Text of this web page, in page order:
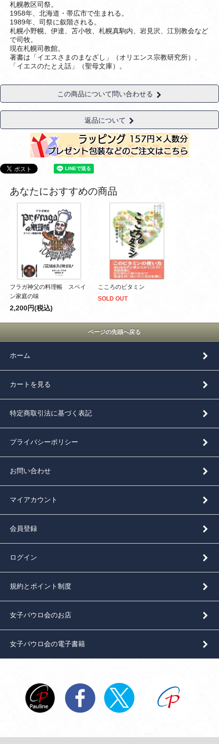
札幌教区司祭。
1958年、北海道・帯広市で生まれる。
1989年、司祭に叙階される。
札幌小野幌、伊達、苫小牧、札幌真駒内、岩見沢、江別教会など
で司牧。
現在札幌司教館。
著書は「イエスさまのまなざし」（オリエンス宗教研究所）、
「イエスのたとえ話」（聖母文庫）。
この商品について問い合わせる
返品について
あなたにおすすめの商品
フラガ神父の料理帳 スペイ
ン家庭の味
2,200円(税込)
こころのビタミン
SOLD OUT
ページの先頭へ戻る
ホーム
カートを見る
特定商取引法に基づく表記
プライバシーポリシー
お問い合わせ
マイアカウント
会員登録
ログイン
規約とポイント制度
女子パウロ会のお店
女子パウロ会の電子書籍